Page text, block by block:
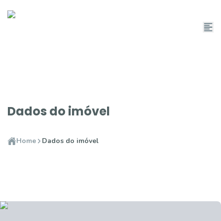
Dados do imóvel
Home Dados do imóvel